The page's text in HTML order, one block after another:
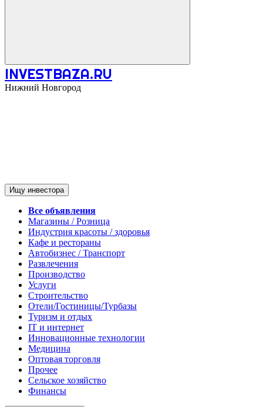
INVESTBAZA.RU
Нижний Новгород
Ищу инвестора
Все объявления
Магазины / Розница
Индустрия красоты / здоровья
Кафе и рестораны
Автобизнес / Транспорт
Развлечения
Производство
Услуги
Строительство
Отели/Гостиницы/Турбазы
Туризм и отдых
IT и интернет
Инновационные технологии
Медицина
Оптовая торговля
Прочее
Сельское хозяйство
Финансы